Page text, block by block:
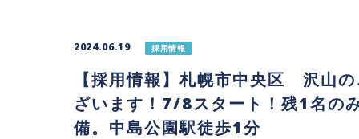
2024.06.19 採用情報
【採用情報】札幌市中央区 沢山
ざいます！7/8スタート！残1名の
備。中島公園駅徒歩1分